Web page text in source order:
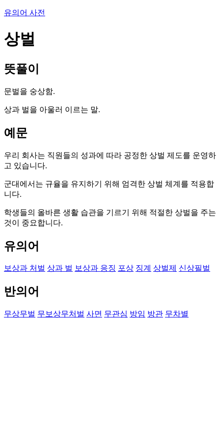
유의어 사전
상벌
뜻풀이
문벌을 숭상함.
상과 벌을 아울러 이르는 말.
예문
우리 회사는 직원들의 성과에 따라 공정한 상벌 제도를 운영하
고 있습니다.
군대에서는 규율을 유지하기 위해 엄격한 상벌 체계를 적용합
니다.
학생들의 올바른 생활 습관을 기르기 위해 적절한 상벌을 주는
것이 중요합니다.
유의어
보상과 처벌 상과 벌 보상과 응징 포상 징계 상벌제 신상필벌
반의어
무상무벌 무보상무처벌 사면 무관심 방임 방관 무차별